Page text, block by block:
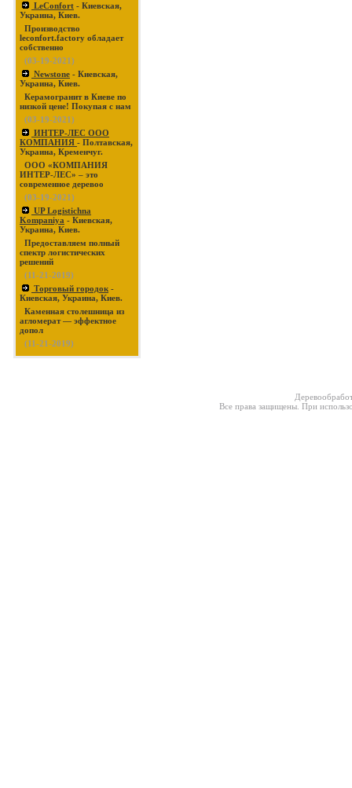
LeConfort - Киевская,
Украина, Киев.
Производство
leconfort.factory обладает
собственно
(03-19-2021)
Newstone - Киевская,
Украина, Киев.
Керамогранит в Киеве по
низкой цене! Покупая с нам
(03-19-2021)
ИНТЕР-ЛЕС ООО
КОМПАНИЯ - Полтавская,
Украина, Кременчуг.
ООО «КОМПАНИЯ
ИНТЕР-ЛЕС» – это
современное деревоо
(03-19-2021)
UP Logistichna
Kompaniya - Киевская,
Украина, Киев.
Предоставляем полный
спектр логистических
решений
(11-21-2019)
Торговый городок -
Киевская, Украина, Киев.
Каменная столешница из
агломерат — эффектное
допол
(11-21-2019)
Все права защищены. При